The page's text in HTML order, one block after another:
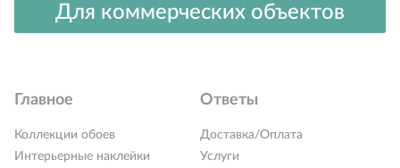
Для коммерческих объектов
Главное
Коллекции обоев
Интерьерные наклейки
Ответы
Доставка/Оплата
Услуги